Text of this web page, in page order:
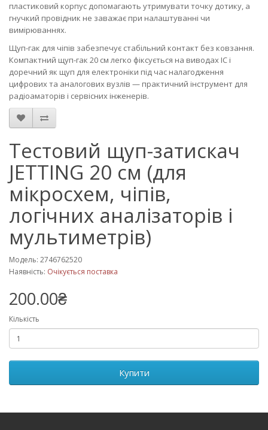
пластиковий корпус допомагають утримувати точку дотику, а
гнучкий провідник не заважає при налаштуванні чи
вимірюваннях.
Щуп-гак для чіпів забезпечує стабільний контакт без ковзання.
Компактний щуп-гак 20 см легко фіксується на виводах ІС і
доречний як щуп для електроніки під час налагодження
цифрових та аналогових вузлів — практичний інструмент для
радіоаматорів і сервісних інженерів.
Тестовий щуп-затискач
JETTING 20 см (для
мікросхем, чіпів,
логічних аналізаторів і
мультиметрів)
Модель: 2746762520
Наявність: Очікується поставка
200.00₴
Кількість
Купити